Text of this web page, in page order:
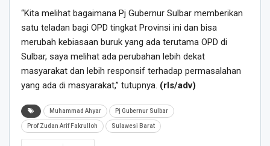
“Kita melihat bagaimana Pj Gubernur Sulbar memberikan
satu teladan bagi OPD tingkat Provinsi ini dan bisa
merubah kebiasaan buruk yang ada terutama OPD di
Sulbar, saya melihat ada perubahan lebih dekat
masyarakat dan lebih responsif terhadap permasalahan
yang ada di masyarakat,” tutupnya. (rls/adv)
Muhammad Ahyar Pj Gubernur Sulbar
Prof Zudan Arif Fakrulloh Sulawesi Barat